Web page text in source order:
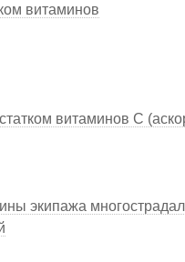
витаминов
витаминов С
экипажа